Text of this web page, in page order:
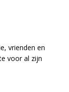
vrienden en
voor al zijn